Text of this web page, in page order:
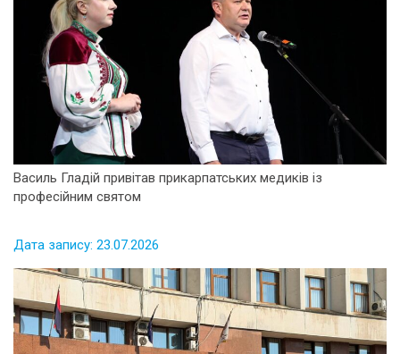
Василь Гладій привітав прикарпатських медиків із
професійним святом
Дата запису: 23.07.2026